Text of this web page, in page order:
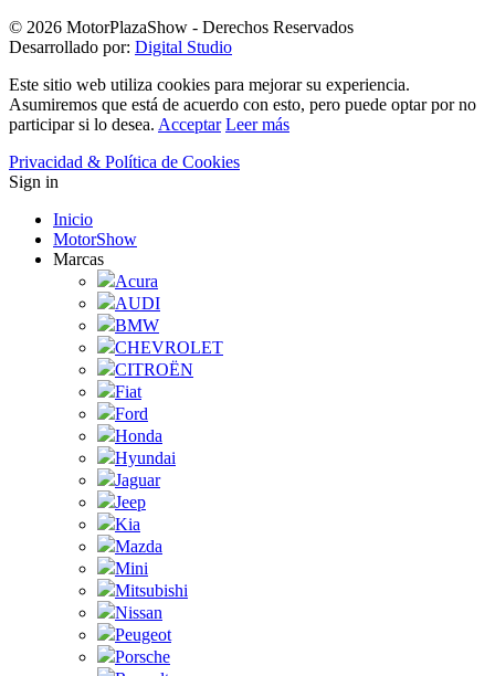
© 2026 MotorPlazaShow - Derechos Reservados
Desarrollado por: Digital Studio
Este sitio web utiliza cookies para mejorar su experiencia.
Asumiremos que está de acuerdo con esto, pero puede optar por no
participar si lo desea. Acceptar Leer más
Privacidad & Política de Cookies
Sign in
Inicio
MotorShow
Marcas
Acura
AUDI
BMW
CHEVROLET
CITROËN
Fiat
Ford
Honda
Hyundai
Jaguar
Jeep
Kia
Mazda
Mini
Mitsubishi
Nissan
Peugeot
Porsche